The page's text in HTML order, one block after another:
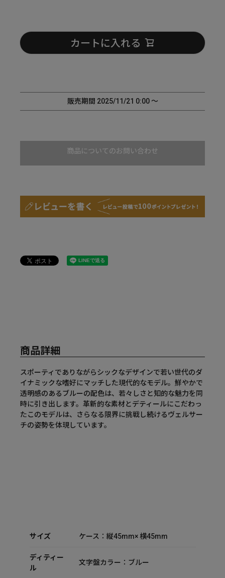
カートに入れる
販売期間 2025/11/21 0:00 〜
商品についてのお問い合わせ
商品詳細
スポーティでありながらシックなデザインで若い世代のダ
イナミックな嗜好にマッチした現代的なモデル。鮮やかで
透明感のあるブルーの配色は、若々しさと知的な魅力を同
時に引き出します。革新的な素材とデティールにこだわっ
たこのモデルは、さらなる限界に挑戦し続けるヴェルサー
チの姿勢を体現しています。
サイズ ケース：縦45mm× 横45mm
ディティー
ル
文字盤カラー：ブルー